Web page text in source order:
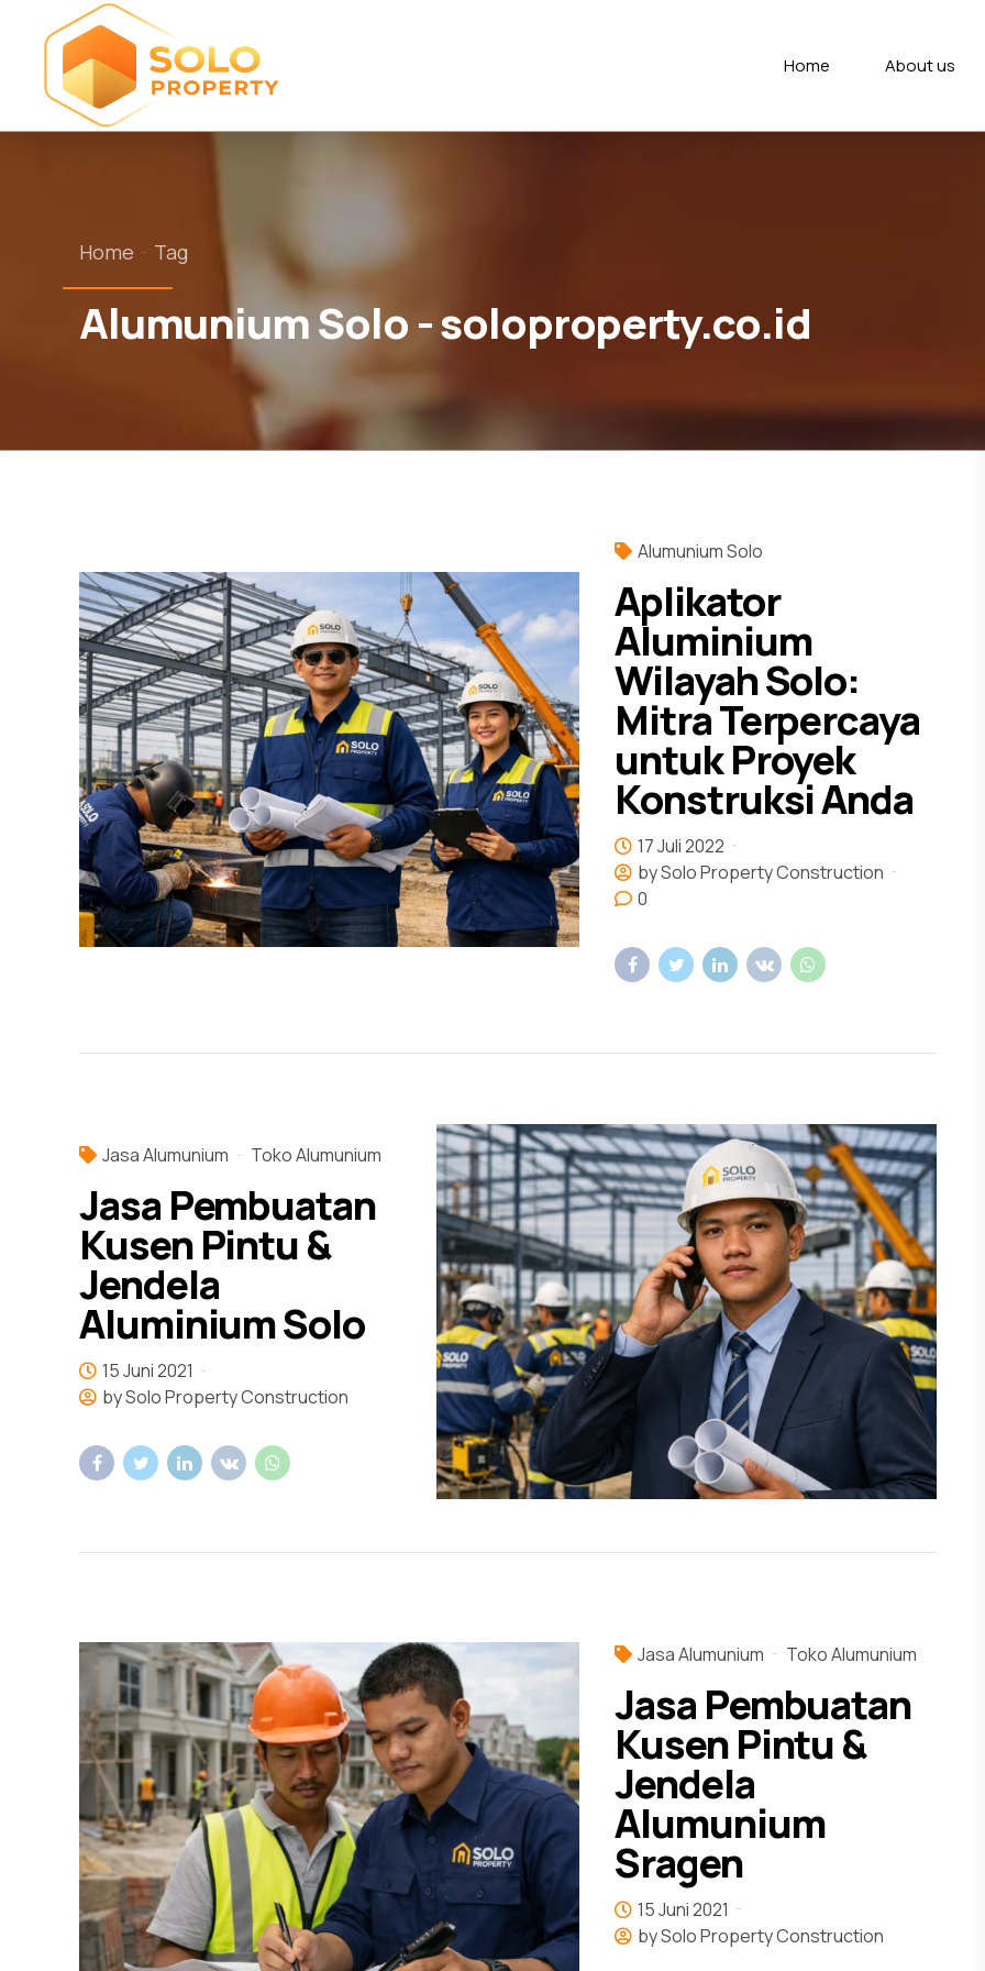
Home About us
Home Tag
Alumunium Solo - soloproperty.co.id
Alumunium Solo
Aplikator
Aluminium
Wilayah Solo:
Mitra Terpercaya
untuk Proyek
Konstruksi Anda
17 Juli 2022
by Solo Property Construction
0
Jasa Alumunium Toko Alumunium
Jasa Pembuatan
Kusen Pintu &
Jendela
Aluminium Solo
15 Juni 2021
by Solo Property Construction
Jasa Alumunium Toko Alumunium
Jasa Pembuatan
Kusen Pintu &
Jendela
Alumunium
Sragen
15 Juni 2021
by Solo Property Construction